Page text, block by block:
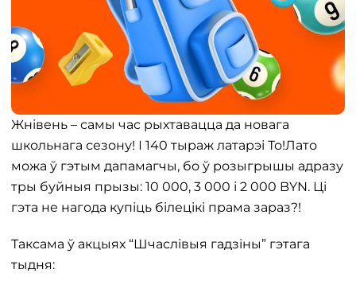
Жнівень – самы час рыхтавацца да новага
школьнага сезону! І 140 тыраж латарэі То!Лато
можа ў гэтым дапамагчы, бо ў розыгрышы адразу
тры буйныя прызы: 10 000, 3 000 і 2 000 BYN. Ці
гэта не нагода купіць білецікі прама зараз?!
Таксама ў акцыях “Шчаслівыя гадзіны” гэтага
тыдня: